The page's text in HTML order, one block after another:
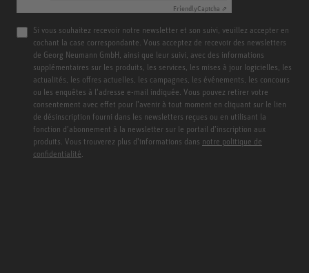
FriendlyCaptcha ⇗
Si vous souhaitez recevoir notre newsletter et son suivi, veuillez accepter en
cochant la case correspondante. Vous acceptez de recevoir des newsletters
de Georg Neumann GmbH, ainsi que leur suivi, avec des informations
supplémentaires sur les produits, les services, les mises à jour logicielles, les
actualités, les offres actuelles, les campagnes, les événements, les concours
ou les enquêtes à l’adresse e-mail indiquée. Vous pouvez retirer votre
consentement avec effet pour l’avenir à tout moment en cliquant sur le lien
de désinscription fourni dans les newsletters reçues ou en utilisant la
fonction d’abonnement à la newsletter sur le portail d’inscription aux
produits. Vous trouverez plus d’informations dans notre politique de
confidentialité.